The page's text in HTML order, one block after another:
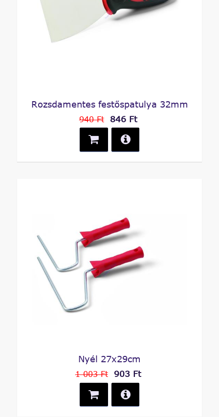
Rozsdamentes festőspatulya 32mm
940 Ft 846 Ft
Nyél 27x29cm
1 003 Ft 903 Ft